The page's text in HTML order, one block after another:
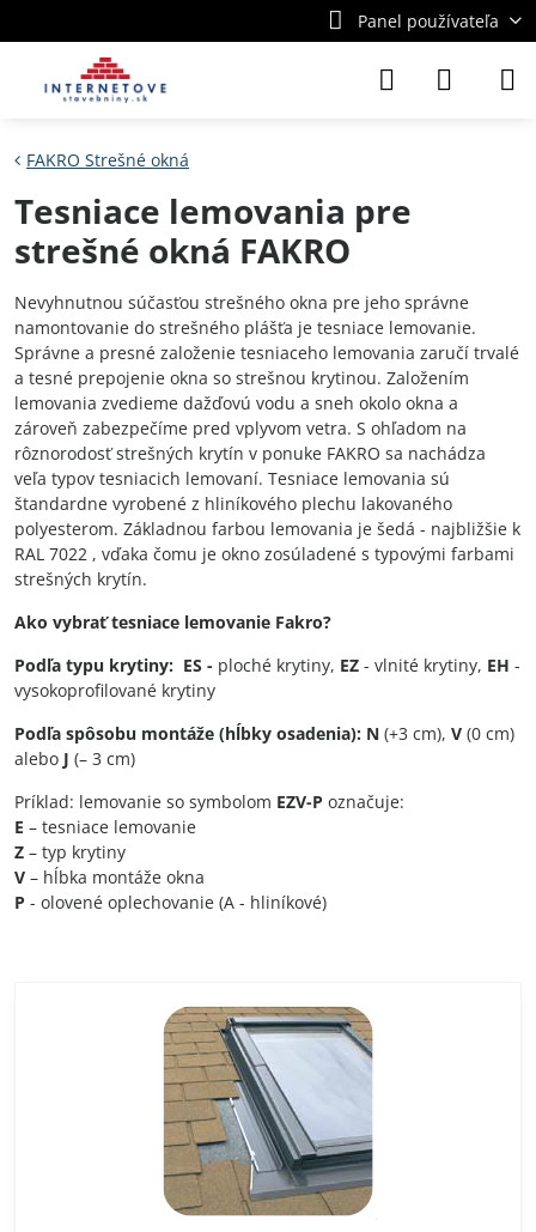
Panel používateľa
FAKRO Strešné okná
Tesniace lemovania pre
strešné okná FAKRO
Nevyhnutnou súčasťou strešného okna pre jeho správne
namontovanie do strešného plášťa je tesniace lemovanie.
Správne a presné založenie tesniaceho lemovania zaručí trvalé
a tesné prepojenie okna so strešnou krytinou. Založením
lemovania zvedieme dažďovú vodu a sneh okolo okna a
zároveň zabezpečíme pred vplyvom vetra. S ohľadom na
rôznorodosť strešných krytín v ponuke FAKRO sa nachádza
veľa typov tesniacich lemovaní. Tesniace lemovania sú
štandardne vyrobené z hliníkového plechu lakovaného
polyesterom. Základnou farbou lemovania je šedá - najbližšie k
RAL 7022 , vďaka čomu je okno zosúladené s typovými farbami
strešných krytín.
Ako vybrať tesniace lemovanie Fakro?
Podľa typu krytiny: ES - ploché krytiny, EZ - vlnité krytiny, EH -
vysokoprofilované krytiny
Podľa spôsobu montáže (hĺbky osadenia): N (+3 cm), V (0 cm)
alebo J (– 3 cm)
Príklad: lemovanie so symbolom EZV-P označuje:
E – tesniace lemovanie
Z – typ krytiny
V – hĺbka montáže okna
P - olovené oplechovanie (A - hliníkové)